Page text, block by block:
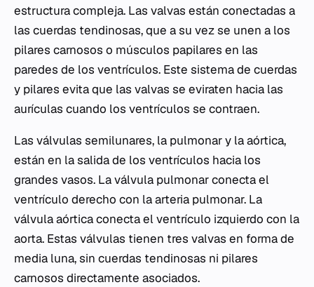
estructura compleja. Las valvas están conectadas a
las cuerdas tendinosas, que a su vez se unen a los
pilares carnosos o músculos papilares en las
paredes de los ventrículos. Este sistema de cuerdas
y pilares evita que las valvas se eviraten hacia las
aurículas cuando los ventrículos se contraen.
Las válvulas semilunares, la pulmonar y la aórtica,
están en la salida de los ventrículos hacia los
grandes vasos. La válvula pulmonar conecta el
ventrículo derecho con la arteria pulmonar. La
válvula aórtica conecta el ventrículo izquierdo con la
aorta. Estas válvulas tienen tres valvas en forma de
media luna, sin cuerdas tendinosas ni pilares
carnosos directamente asociados.